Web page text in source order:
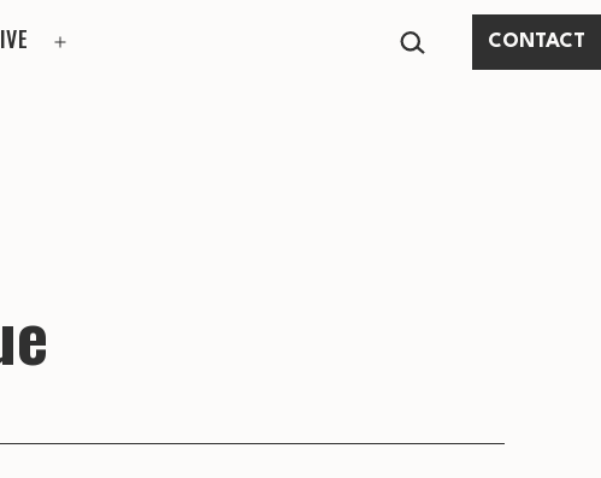
RECHERCHER…
CONTACT